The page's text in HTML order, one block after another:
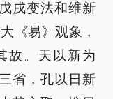
戌变法和维新
《易》观象，
故。天以新为
省，孔以日新